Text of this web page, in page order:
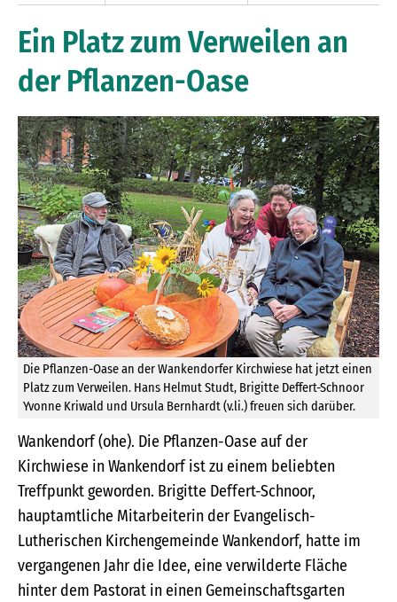
Ein Platz zum Verweilen an
der Pflanzen-Oase
Die Pflanzen-Oase an der Wankendorfer Kirchwiese hat jetzt einen
Platz zum Verweilen. Hans Helmut Studt, Brigitte Deffert-Schnoor
Yvonne Kriwald und Ursula Bernhardt (v.li.) freuen sich darüber.
Wankendorf (ohe). Die Pflanzen-Oase auf der
Kirchwiese in Wankendorf ist zu einem beliebten
Treffpunkt geworden. Brigitte Deffert-Schnoor,
hauptamtliche Mitarbeiterin der Evangelisch-
Lutherischen Kirchengemeinde Wankendorf, hatte im
vergangenen Jahr die Idee, eine verwilderte Fläche
hinter dem Pastorat in einen Gemeinschaftsgarten